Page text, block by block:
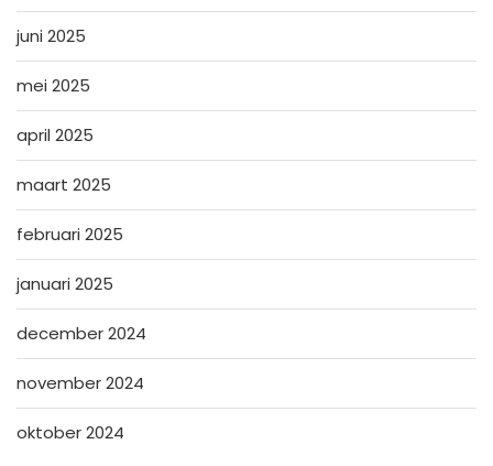
juni 2025
mei 2025
april 2025
maart 2025
februari 2025
januari 2025
december 2024
november 2024
oktober 2024